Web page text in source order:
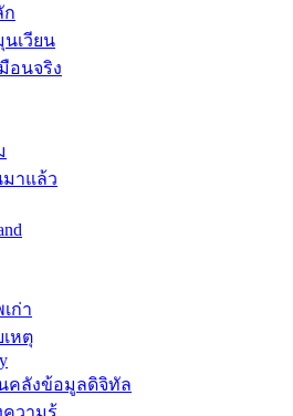
ก
เวียน
อนจริง
าแล้ว
ก่า
หตุ
คลังข้อมูลดิจิทัล
วามรู้